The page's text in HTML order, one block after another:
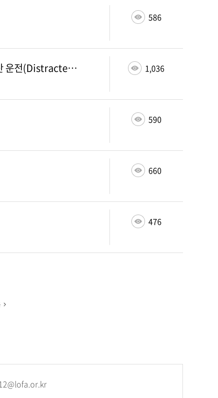
586
광고판 광고가 고객 유지에 미치는 영향: “AIDA” 모델을 “AIDAR”로 확장 2023년 주의 분산 운전(Distracted Driving in 2023) 1,036
590
660
476